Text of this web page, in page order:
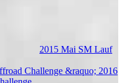
2015 Mai SM Lauf